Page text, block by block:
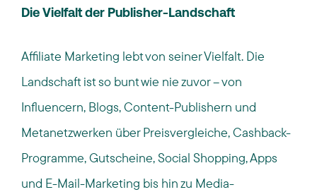
Die Vielfalt der Publisher-Landschaft
Affiliate Marketing lebt von seiner Vielfalt. Die
Landschaft ist so bunt wie nie zuvor – von
Influencern, Blogs, Content-Publishern und
Metanetzwerken über Preisvergleiche, Cashback-
Programme, Gutscheine, Social Shopping, Apps
und E-Mail-Marketing bis hin zu Media-